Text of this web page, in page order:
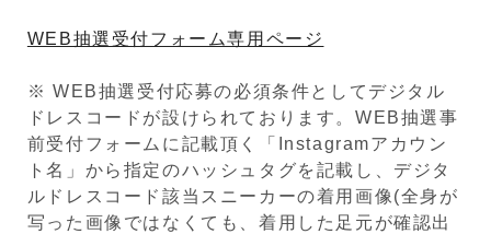
WEB抽選受付フォーム専用ページ
※ WEB抽選受付応募の必須条件としてデジタル
ドレスコードが設けられております。WEB抽選事
前受付フォームに記載頂く「Instagramアカウン
ト名」から指定のハッシュタグを記載し、デジタ
ルドレスコード該当スニーカーの着用画像(全身が
写った画像ではなくても、着用した足元が確認出